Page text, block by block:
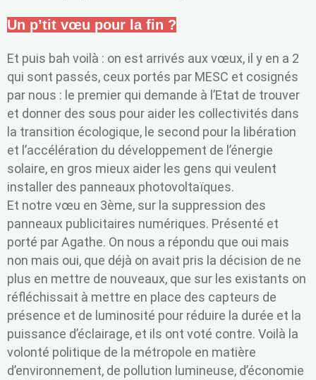
Un p’tit vœu pour la fin ?
Et puis bah voilà : on est arrivés aux vœux, il y en a 2
qui sont passés, ceux portés par MESC et cosignés
par nous : le premier qui demande à l’Etat de trouver
et donner des sous pour aider les collectivités dans
la transition écologique, le second pour la libération
et l’accélération du développement de l’énergie
solaire, en gros mieux aider les gens qui veulent
installer des panneaux photovoltaïques.
Et notre vœu en 3ème, sur la suppression des
panneaux publicitaires numériques. Présenté et
porté par Agathe. On nous a répondu que oui mais
non mais oui, que déjà on avait pris la décision de ne
plus en mettre de nouveaux, que sur les existants on
réfléchissait à mettre en place des capteurs de
présence et de luminosité pour réduire la durée et la
puissance d’éclairage, et ils ont voté contre. Voilà la
volonté politique de la métropole en matière
d’environnement, de pollution lumineuse, d’économie